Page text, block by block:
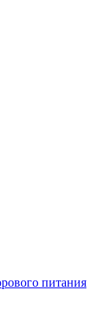
питания